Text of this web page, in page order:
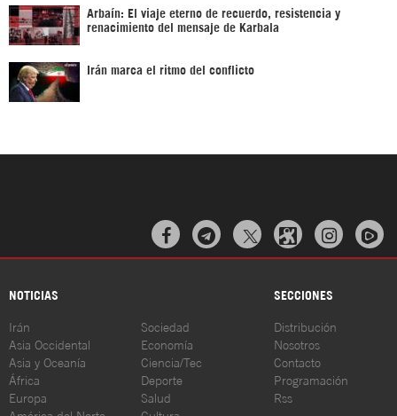
Arbaín: El viaje eterno de recuerdo, resistencia y
renacimiento del mensaje de Karbala
Irán marca el ritmo del conflicto
  
NOTICIAS SECCIONES
Irán
Asia Occidental
Asia y Oceanía
África
Europa
América del Norte
Sociedad
Economía
Ciencia/Tec
Deporte
Salud
Cultura
Distribución
Nosotros
Contacto
Programación
Rss